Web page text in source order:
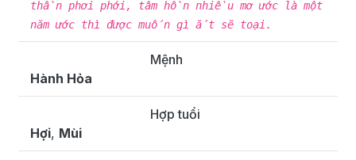
thần phơi phới, tâm hồn nhiều mơ ước là một
năm ước thì được muốn gì ắt sẽ toại.
Mệnh
Hành Hỏa
Hợp tuổi
Hợi, Mùi